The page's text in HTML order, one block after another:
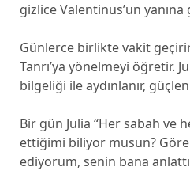
gizlice Valentinus’un yanına
Günlerce birlikte vakit
Tanrı’ya yönelmeyi öğretir.
bilgeliği ile aydınlanır,
Bir gün Julia “Her sabah ve
ettiğimi biliyor musun?
ediyorum, senin bana